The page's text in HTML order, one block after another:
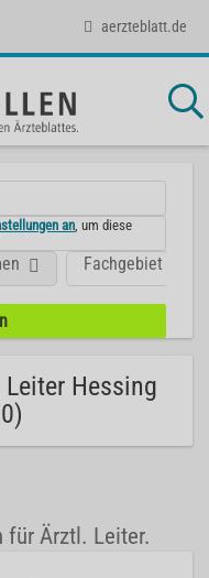
aerzteblatt.de
an , um diese
Fachgebiet
Hessing
für Ärztl. Leiter.